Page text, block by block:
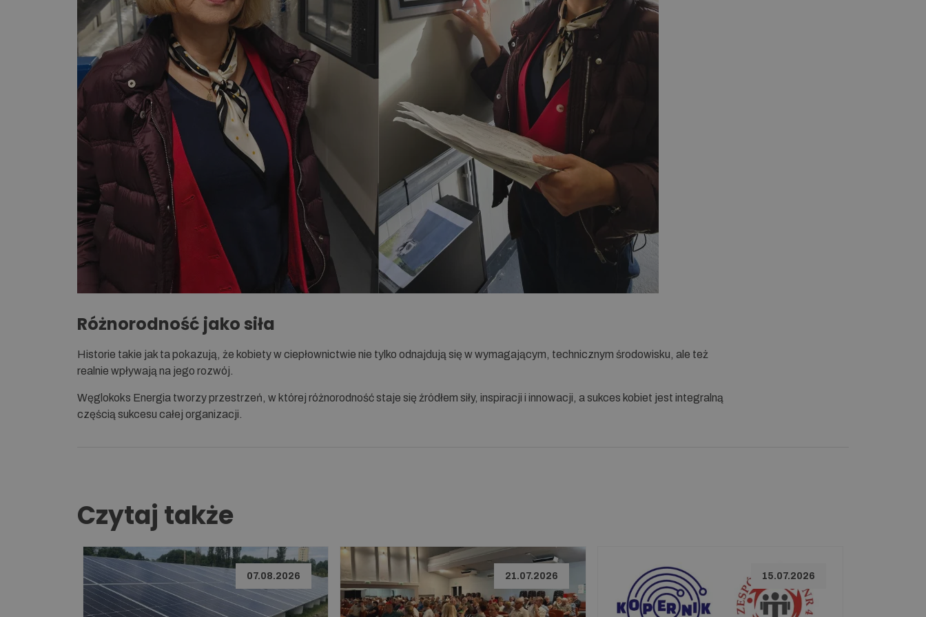
Różnorodność jako siła
Historie takie jak ta pokazują, że kobiety w ciepłownictwie nie tylko odnajdują się w wymagającym, technicznym środowisku, ale też
realnie wpływają na jego rozwój.
Węglokoks Energia tworzy przestrzeń, w której różnorodność staje się źródłem siły, inspiracji i innowacji, a sukces kobiet jest integralną
częścią sukcesu całej organizacji.
Czytaj także
07.08.2026 21.07.2026 15.07.2026